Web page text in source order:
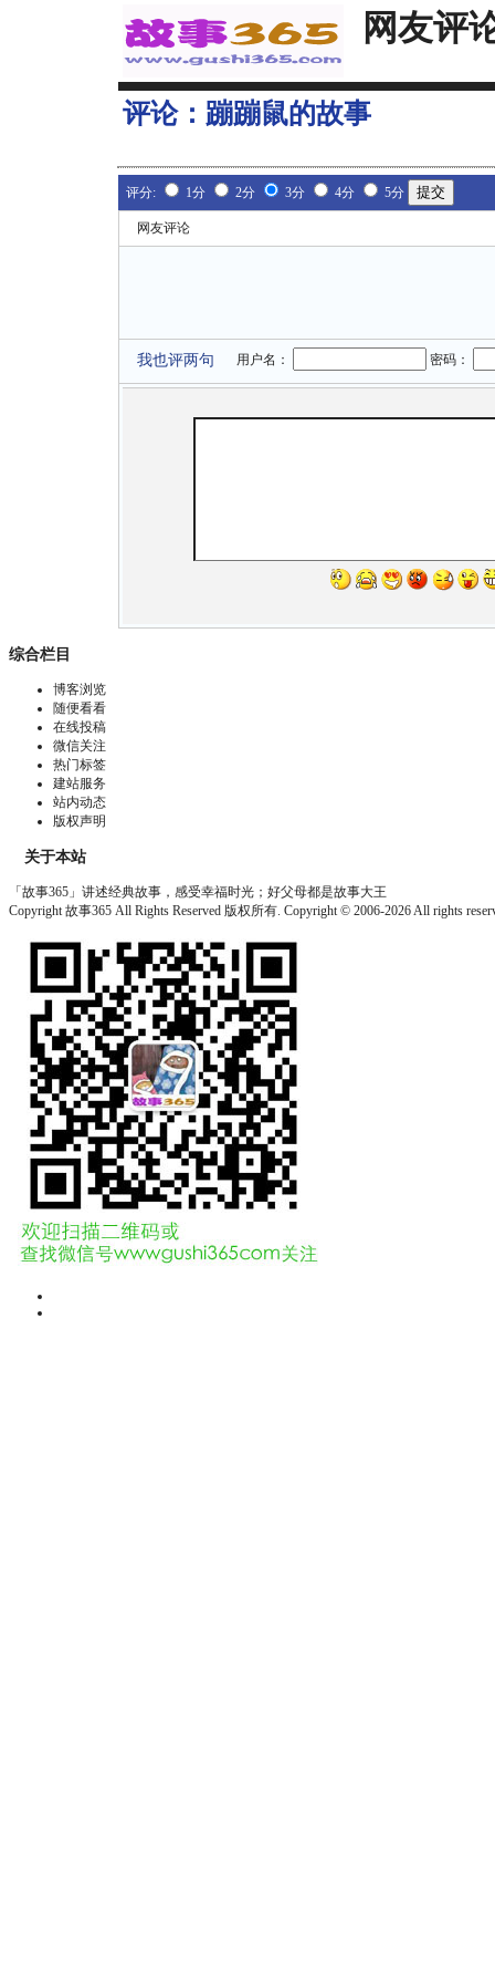
网友评
评论： 蹦蹦鼠的故事
评分: 1分 2分 3分 4分 5分
网友评论
我也评两句 用户名： 密码：
综合栏目
博客浏览
随便看看
在线投稿
微信关注
热门标签
建站服务
站内动态
版权声明
关于本站
「故事365」讲述经典故事，感受幸福时光；好父母都是故事大王
Copyright 故事365 All Rights Reserved 版权所有. Copyright © 2006-2026 All rights